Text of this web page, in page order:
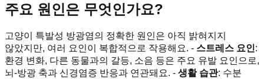
주요 원인은 무엇인가요?
고양이 특발성 방광염의 정확한 원인은 아직 밝혀지지
않았지만, 여러 요인이 복합적으로 작용해요. - 스트레스 요인:
환경 변화, 다른 동물과의 갈등, 소음 등은 주요 유발 요인으로,
뇌-방광 축과 신경염증 반응과 연관돼요. - 생활 습관: 수분